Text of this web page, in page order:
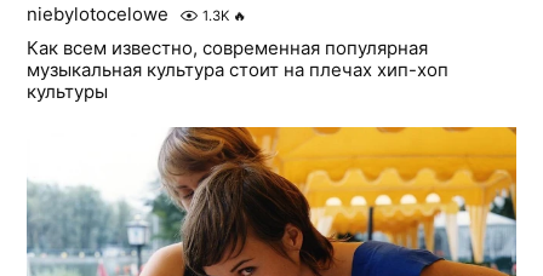
niebylotocelowe 1.3K 🔥
Как всем известно, современная популярная
музыкальная культура стоит на плечах хип-хоп
культуры